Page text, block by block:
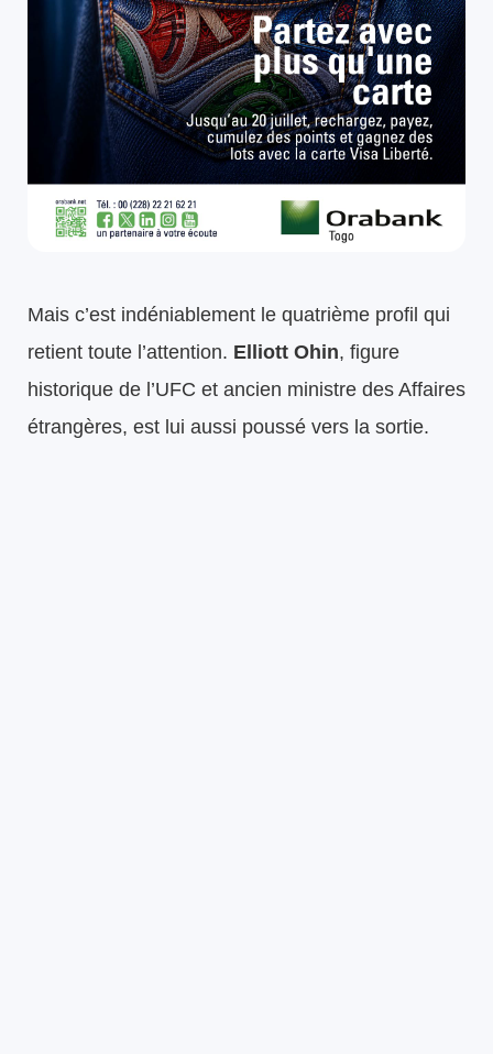
Mais c’est indéniablement le quatrième profil qui
retient toute l’attention. Elliott Ohin, figure
historique de l’UFC et ancien ministre des Affaires
étrangères, est lui aussi poussé vers la sortie.